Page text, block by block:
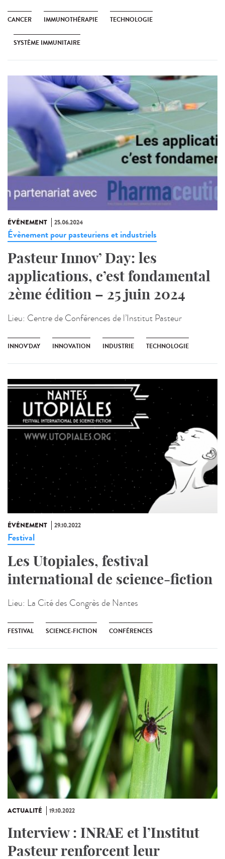
CANCER IMMUNOTHÉRAPIE TECHNOLOGIE
SYSTÈME IMMUNITAIRE
ÉVÉNEMENT 25.06.2024
Évènement pour pasteuriens et industriels
Pasteur Innov’ Day: les
applications, c’est fondamental
2ème édition – 25 juin 2024
Lieu: Centre de Conférences de l’Institut Pasteur
INNOV'DAY INNOVATION INDUSTRIE TECHNOLOGIE
ÉVÉNEMENT 29.10.2022
Festival
Les Utopiales, festival
international de science-fiction
Lieu: La Cité des Congrès de Nantes
FESTIVAL SCIENCE-FICTION CONFÉRENCES
ACTUALITÉ 19.10.2022
Interview : INRAE et l’Institut
Pasteur renforcent leur